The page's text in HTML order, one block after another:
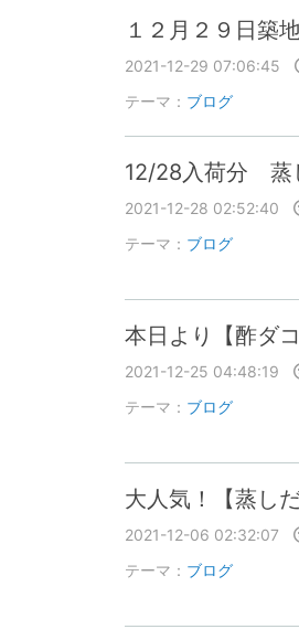
１２月２９日築
2021-12-29 07:06:45
テーマ： ブログ
12/28入荷分 蒸
2021-12-28 02:52:40
テーマ： ブログ
本日より【酢ダ
2021-12-25 04:48:19
テーマ： ブログ
大人気！【蒸し
2021-12-06 02:32:07
テーマ： ブログ